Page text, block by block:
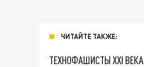
ЧИТАЙТЕ ТАКЖЕ:
ТЕХНОФАШИСТЫ XXI ВЕКА